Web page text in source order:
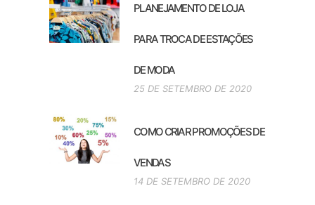
PLANEJAMENTO DE LOJA
PARA TROCA DE ESTAÇÕES
DE MODA
25 DE SETEMBRO DE 2020
COMO CRIAR PROMOÇÕES DE
VENDAS
14 DE SETEMBRO DE 2020